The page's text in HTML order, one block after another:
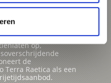
Door de installatie
wintersporters en
informatie
Dit
op,
de
Terra Raetica als een